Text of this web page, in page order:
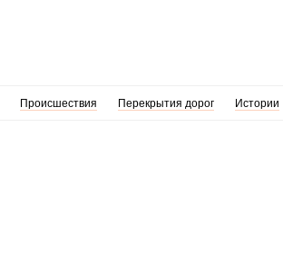
Происшествия Перекрытия дорог Истории